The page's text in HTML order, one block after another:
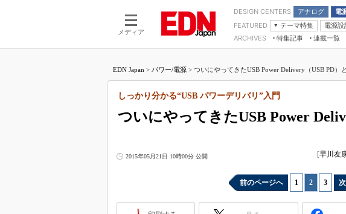
メディア
DESIGN CENTERS アナログ
電
モーターLSI
受動部品
FEATURED
テーマ特集
つながるクルマ
エレクトロニクス入門
医療エレ（EE Times Japan）
電源設
モーター入門マイ
ARCHIVES 特集記事
連載一覧
マイクロプロセッサ懐古録
中堅技術者に贈る電子部品“徹底”活
用講座
たった2つの式で始めるDC/DCコン
バーターの設計
マイコン講座
Q&Aで学ぶマイコン講座
電子ブックレット
EDN Japan > パワー/電源 > ついにやってきたUSB Power Delivery（USB PD）と
ついにやってきたUSB Power
しっかり分かる“USB パワーデリバリ”入門
2015年05月21日 10時00分 公開 [早川友
前のページへ 1 2 3